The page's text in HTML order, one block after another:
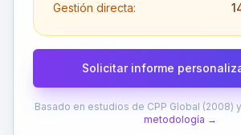
Gestión directa:
Solicitar informe
Basado en estudios de CPP Global (2008)
metodología →